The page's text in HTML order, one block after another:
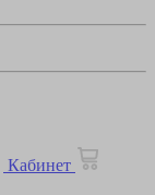
Кабинет